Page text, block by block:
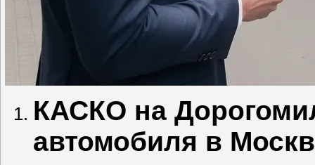
КАСКО на
автомобиля в